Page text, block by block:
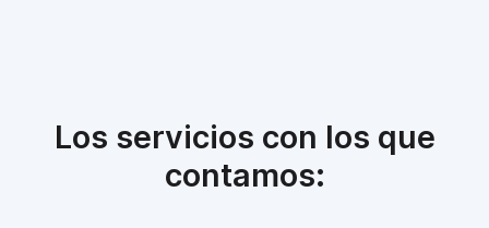
Los servicios con los que
contamos: